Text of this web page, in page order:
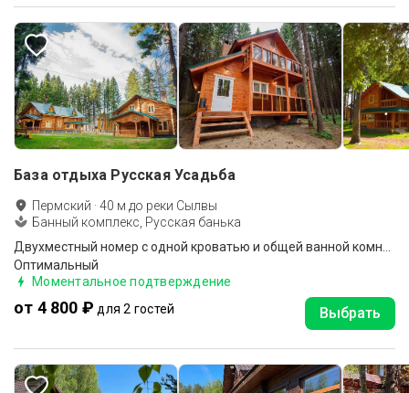
База отдыха Русская Усадьба
Пермский ·40 м до реки Сылвы
Банный комплекс, Русская банька
Оптимальный
Моментальное подтверждение
от 4 800 ₽ для 2 гостей Выбрать